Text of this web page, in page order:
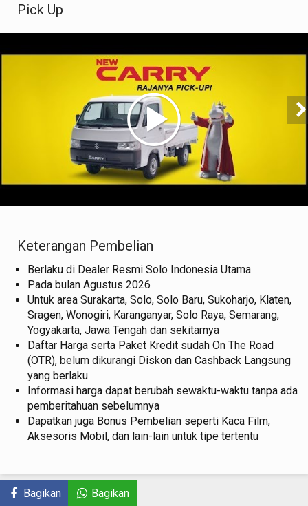
AC Pendingin Kabin (tipe AC-PS)
Electric power steering (EPS) (tipe WD)
Sliding seat (tipe WD)
Audio head unit 1DIN (tipe WD)
Split seat dengan jok tebal
Tempat penyimpanan barang hingga 10 tempat
Pick Up
Keterangan Pembelian
Berlaku di Dealer Resmi Solo Indonesia Utama
Pada bulan Agustus 2026
Untuk area Surakarta, Solo, Solo Baru, Sukoharjo, Klaten,
Sragen, Wonogiri, Karanganyar, Solo Raya, Semarang,
Yogyakarta, Jawa Tengah dan sekitarnya
Daftar Harga serta Paket Kredit sudah On The Road
(OTR), belum dikurangi Diskon dan Cashback Langsung
yang berlaku
Informasi harga dapat berubah sewaktu-waktu tanpa ada
pemberitahuan sebelumnya
Dapatkan juga Bonus Pembelian seperti Kaca Film,
Aksesoris Mobil, dan lain-lain untuk tipe tertentu
Bagikan Bagikan